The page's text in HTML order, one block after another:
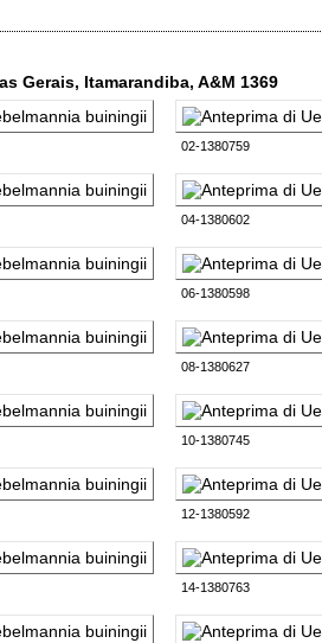
Gerais, Itamarandiba, A&M 1369
02-1380759
04-1380602
06-1380598
08-1380627
10-1380745
12-1380592
14-1380763